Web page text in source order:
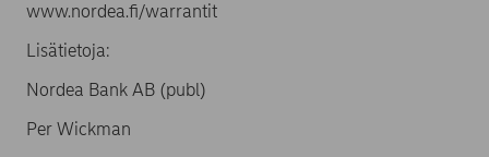
www.nordea.fi/warrantit
Lisätietoja:
Nordea Bank AB (publ)
Per Wickman